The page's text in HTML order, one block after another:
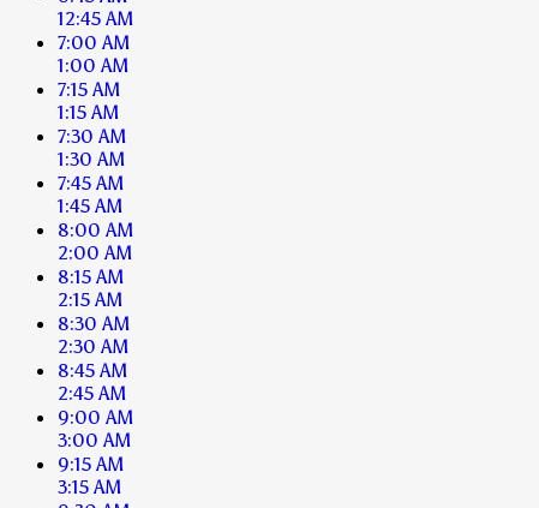
12:45 AM
7:00 AM
1:00 AM
7:15 AM
1:15 AM
7:30 AM
1:30 AM
7:45 AM
1:45 AM
8:00 AM
2:00 AM
8:15 AM
2:15 AM
8:30 AM
2:30 AM
8:45 AM
2:45 AM
9:00 AM
3:00 AM
9:15 AM
3:15 AM